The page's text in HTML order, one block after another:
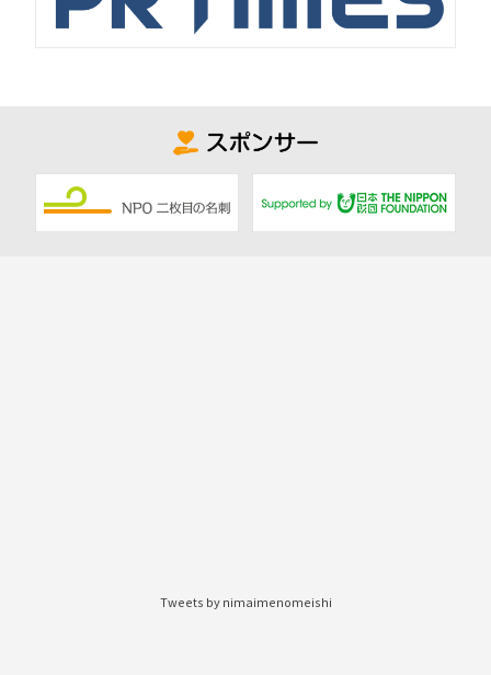
Tweets by nimaimenomeishi